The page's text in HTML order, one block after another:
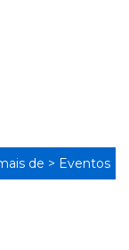
de > Eventos